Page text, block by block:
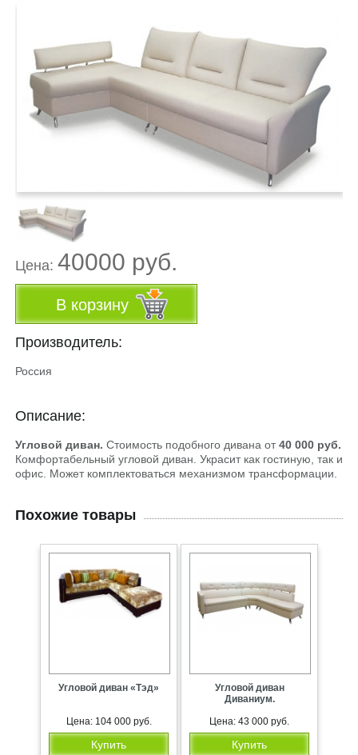
Цена: 40000 руб.
В корзину
Производитель:
Россия
Описание:
Угловой диван. Стоимость подобного дивана от40 000 руб.
Комфортабельный угловой диван. Украсит как гостиную, так и
офис. Может комплектоваться механизмом трансформации.
Похожие товары
Угловой диван «Тэд»
Цена: 104 000 руб.
Купить
Угловой диван
Диваниум.
Цена: 43 000 руб.
Купить